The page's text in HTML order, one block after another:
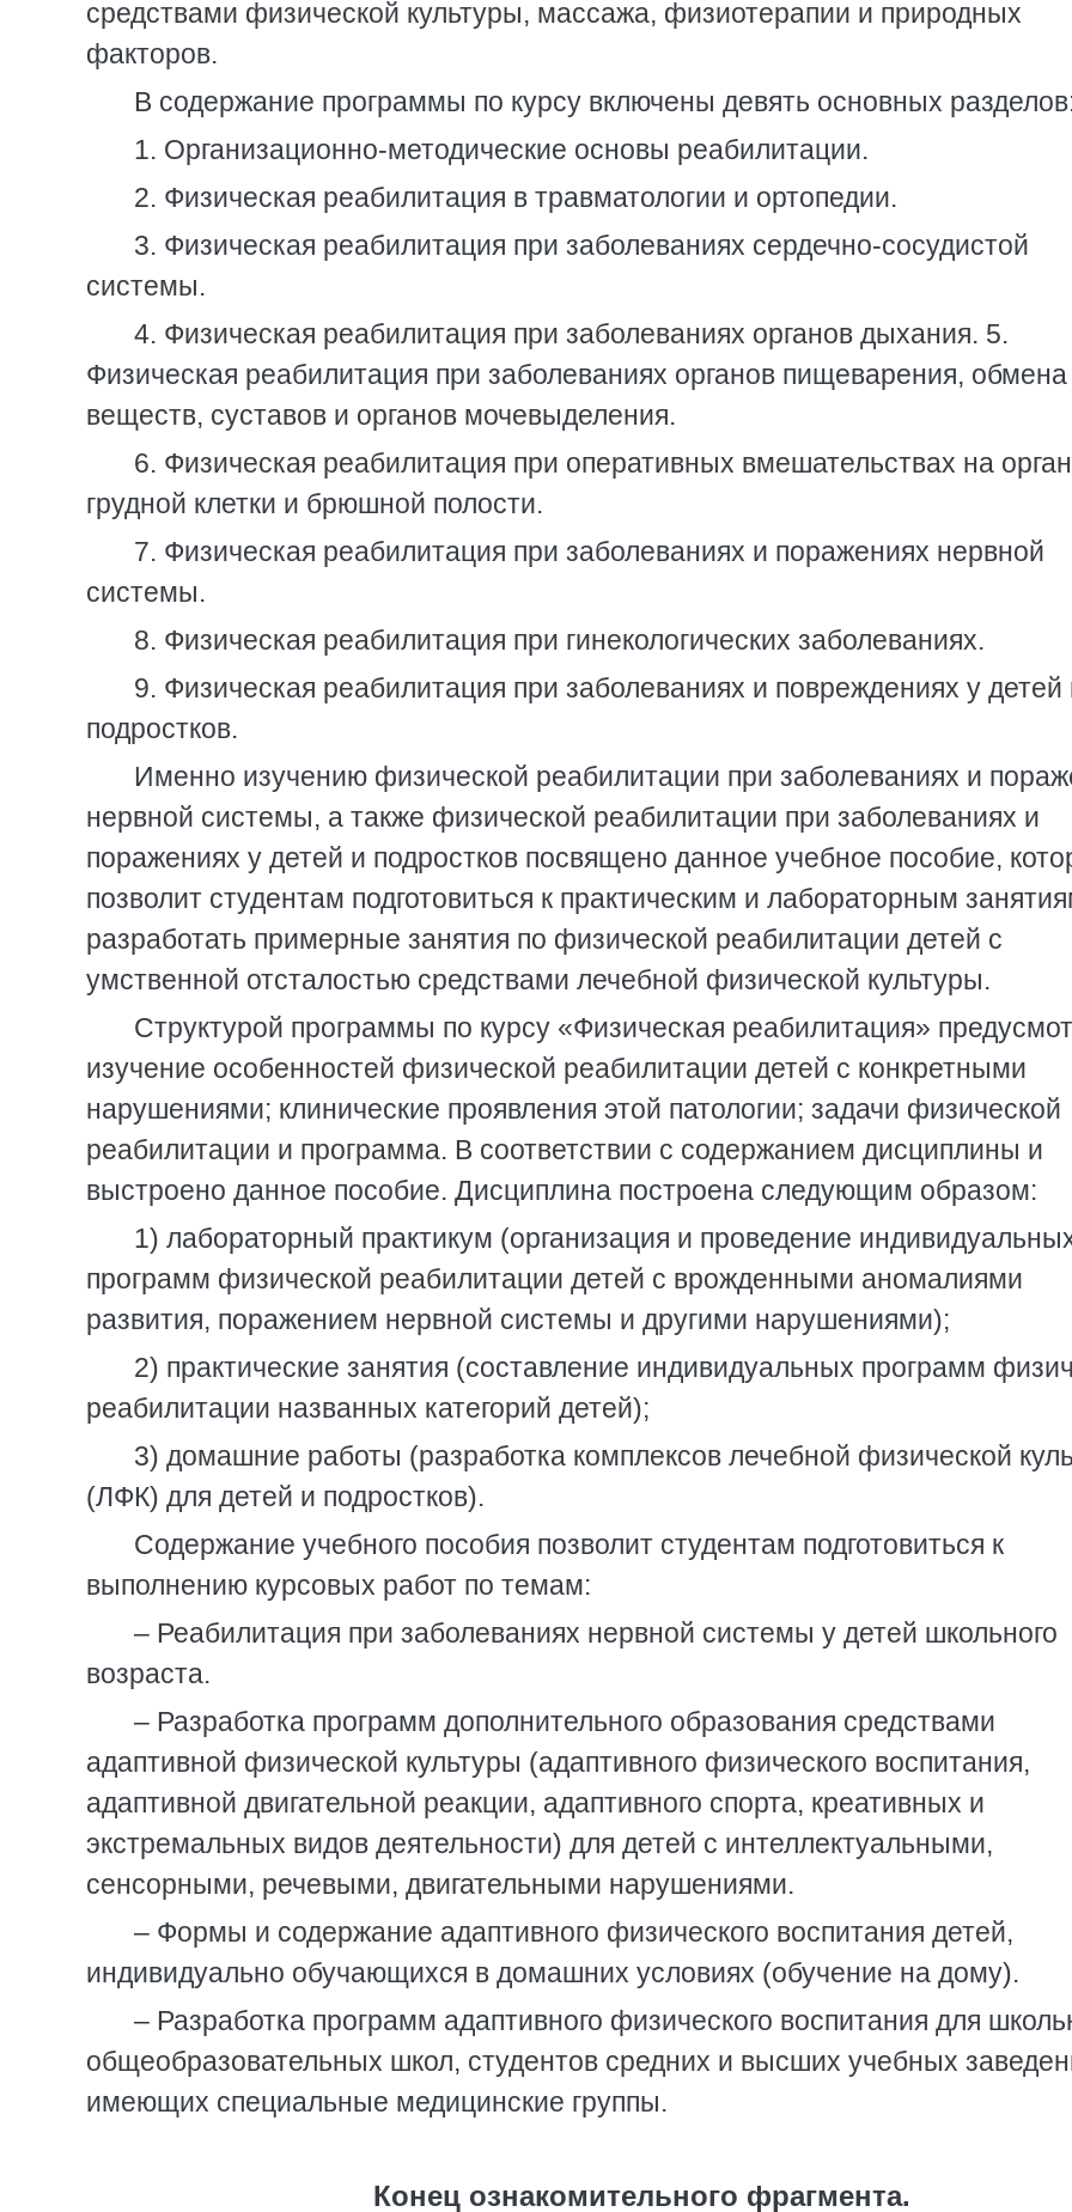
средствами физической культуры, массажа, физиотерапии и природных
факторов.
В содержание программы по курсу включены девять основных
1. Организационно-методические основы реабилитации.
2. Физическая реабилитация в травматологии и ортопедии.
3. Физическая реабилитация при заболеваниях сердечно-сосудистой
системы.
4. Физическая реабилитация при заболеваниях органов дыхания. 5.
Физическая реабилитация при заболеваниях органов пищеварения, обмена
веществ, суставов и органов мочевыделения.
6. Физическая реабилитация при оперативных вмешательствах на
грудной клетки и брюшной полости.
7. Физическая реабилитация при заболеваниях и поражениях нервной
системы.
8. Физическая реабилитация при гинекологических заболеваниях.
9. Физическая реабилитация при заболеваниях и повреждениях у детей
подростков.
Именно изучению физической реабилитации при заболеваниях и
нервной системы, а также физической реабилитации при заболеваниях и
поражениях у детей и подростков посвящено данное учебное пособие,
позволит студентам подготовиться к практическим и лабораторным
разработать примерные занятия по физической реабилитации детей с
умственной отсталостью средствами лечебной физической культуры.
Структурой программы по курсу «Физическая реабилитация»
изучение особенностей физической реабилитации детей с конкретными
нарушениями; клинические проявления этой патологии; задачи физической
реабилитации и программа. В соответствии с содержанием дисциплины и
выстроено данное пособие. Дисциплина построена следующим образом:
1) лабораторный практикум (организация и проведение
программ физической реабилитации детей с врожденными аномалиями
развития, поражением нервной системы и другими нарушениями);
2) практические занятия (составление индивидуальных программ
реабилитации названных категорий детей);
3) домашние работы (разработка комплексов лечебной физической
(ЛФК) для детей и подростков).
Содержание учебного пособия позволит студентам подготовиться к
выполнению курсовых работ по темам:
– Реабилитация при заболеваниях нервной системы у детей школьного
возраста.
– Разработка программ дополнительного образования средствами
адаптивной физической культуры (адаптивного физического воспитания,
адаптивной двигательной реакции, адаптивного спорта, креативных и
экстремальных видов деятельности) для детей с интеллектуальными,
сенсорными, речевыми, двигательными нарушениями.
– Формы и содержание адаптивного физического воспитания детей,
индивидуально обучающихся в домашних условиях (обучение на дому).
– Разработка программ адаптивного физического воспитания для
общеобразовательных школ, студентов средних и высших учебных
имеющих специальные медицинские группы.
Конец ознакомительного фрагмента.